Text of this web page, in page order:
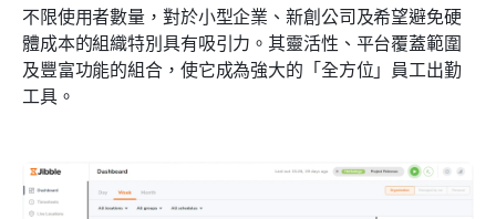
不限使用者數量，對於小型企業、新創公司及希望避免硬
體成本的組織特別具有吸引力。其靈活性、平台覆蓋範圍
及豐富功能的組合，使它成為強大的「全方位」員工出勤
工具。